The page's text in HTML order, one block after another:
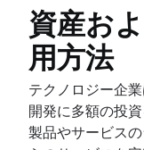
資産お
用方法
テクノロジー企
開発に多額の投
製品やサービス